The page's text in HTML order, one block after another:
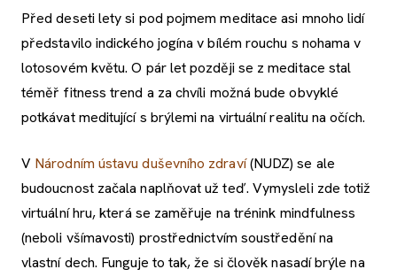
Před deseti lety si pod pojmem meditace asi mnoho lidí
představilo indického jogína v bílém rouchu s nohama v
lotosovém květu. O pár let později se z meditace stal
téměř fitness trend a za chvíli možná bude obvyklé
potkávat meditující s brýlemi na virtuální realitu na očích.
V Národním ústavu duševního zdraví(NUDZ) se ale
budoucnost začala naplňovat už teď. Vymysleli zde totiž
virtuální hru, která se zaměřuje na trénink mindfulness
(neboli všímavosti) prostřednictvím soustředění na
vlastní dech. Funguje to tak, že si člověk nasadí brýle na